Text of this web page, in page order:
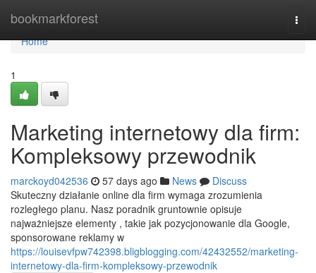
bookmarkforest
Home
Home
1
Marketing internetowy dla firm:
Kompleksowy przewodnik
marckoyd042536 57 days ago News
Discuss
Skuteczny działanie online dla firm wymaga zrozumienia
rozległego planu. Nasz poradnik gruntownie opisuje
najważniejsze elementy , takie jak pozycjonowanie dla Google,
sponsorowane reklamy w
https://louisevfpw742398.bligblogging.com/42432552/marketing-
internetowy-dla-firm-kompleksowy-przewodnik